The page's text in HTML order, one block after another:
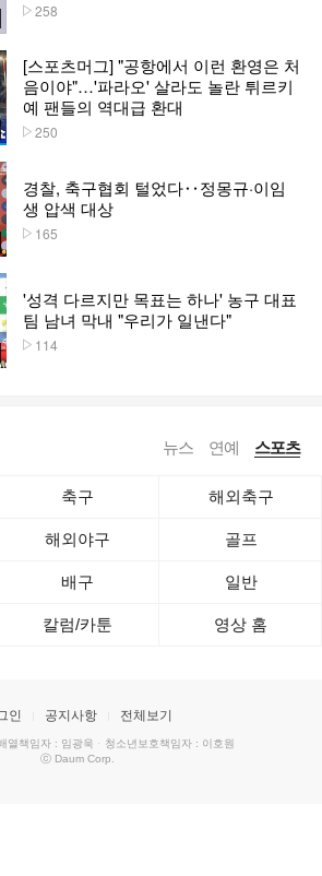
258
[스포츠머그] "공항에서 이런 환영은 처
음이야"…'파라오' 살라도 놀란 튀르키
예 팬들의 역대급 환대
250
경찰, 축구협회 털었다‥정몽규·이임
생 압색 대상
165
'성격 다르지만 목표는 하나' 농구 대표
팀 남녀 막내 "우리가 일낸다"
114
뉴스 연예 스포츠
축구 해외축구
해외야구 골프
배구 일반
칼럼/카툰 영상 홈
인 공지사항 전체보기
열책임자 : 임광욱 · 청소년보호책임자 : 이호원
ⓒ Daum Corp.